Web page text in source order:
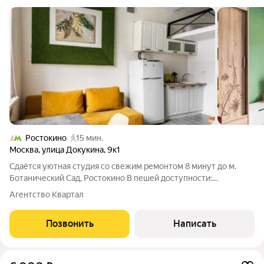
Ростокино
15 мин.
Москва,улица Докукина,9к1
Сдаётся уютная студия со свежим ремонтом 8 минут до м.
Ботанический Сад, Ростокино В пешей доступности:
Московский научно-практический центр дерматовенерологии
и косметологии Российский геронтологический научно-
клинический центр РНИМУ им. Н. И.
Агентство Квартал
Позвонить Написать